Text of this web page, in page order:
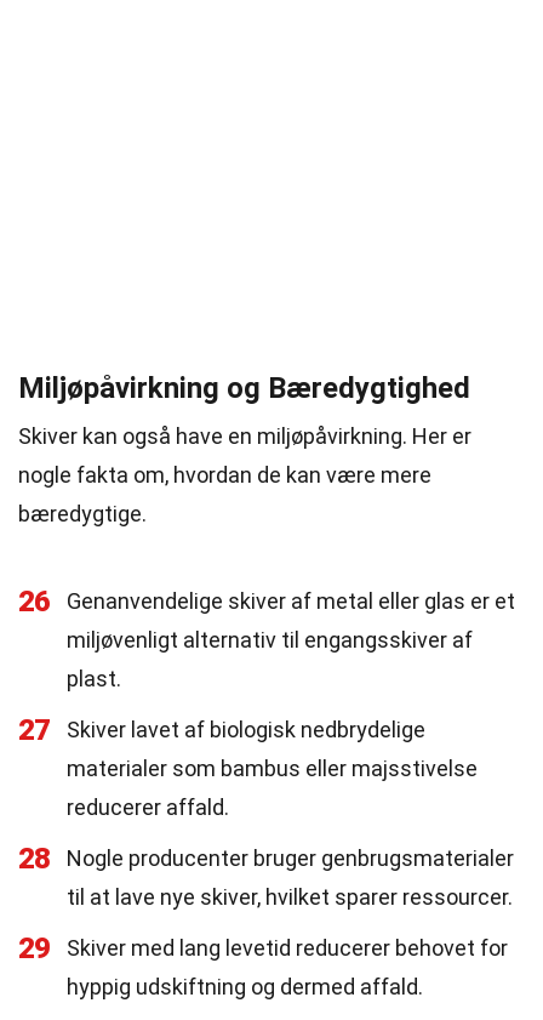
Miljøpåvirkning og Bæredygtighed
Skiver kan også have en miljøpåvirkning. Her er
nogle fakta om, hvordan de kan være mere
bæredygtige.
26
Genanvendelige skiver af metal eller glas er et
miljøvenligt alternativ til engangsskiver af
plast.
27
Skiver lavet af biologisk nedbrydelige
materialer som bambus eller majsstivelse
reducerer affald.
28
Nogle producenter bruger genbrugsmaterialer
til at lave nye skiver, hvilket sparer ressourcer.
29
Skiver med lang levetid reducerer behovet for
hyppig udskiftning og dermed affald.